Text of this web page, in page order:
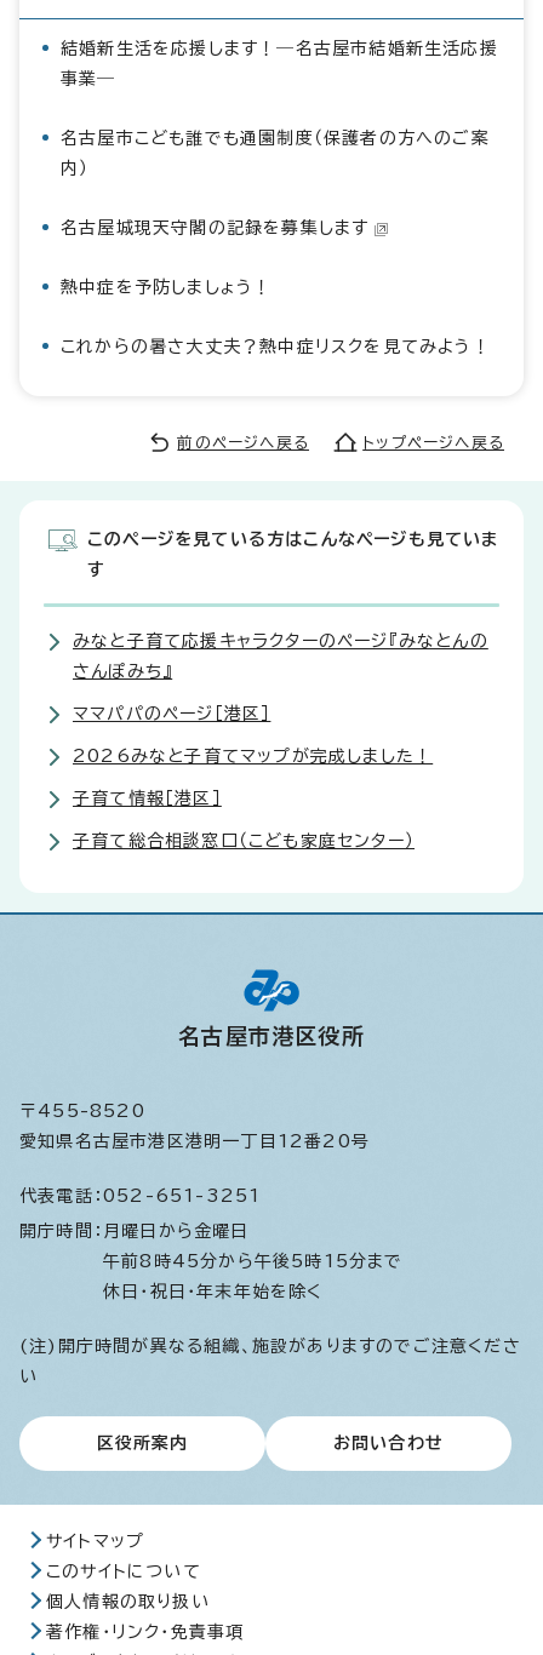
結婚新生活を応援します！―名古屋市結婚新生活応援
事業―
名古屋市こども誰でも通園制度（保護者の方へのご案
内）
名古屋城現天守閣の記録を募集します
熱中症を予防しましょう！
これからの暑さ大丈夫？熱中症リスクを見てみよう！
前のページへ戻る トップページへ戻る
このページを見ている方はこんなページも見ていま
す
みなと子育て応援キャラクターのページ『みなとんの
さんぽみち』
ママパパのページ［港区］
2026みなと子育てマップが完成しました！
子育て情報［港区］
子育て総合相談窓口（こども家庭センター）
名古屋市港区役所
〒455-8520
愛知県名古屋市港区港明一丁目12番20号
代表電話： 052-651-3251
開庁時間： 月曜日から金曜日
午前8時45分から午後5時15分まで
休日・祝日・年末年始を除く
(注)開庁時間が異なる組織、施設がありますのでご注意くださ
い
区役所案内 お問い合わせ
サイトマップ
このサイトについて
個人情報の取り扱い
著作権・リンク・免責事項